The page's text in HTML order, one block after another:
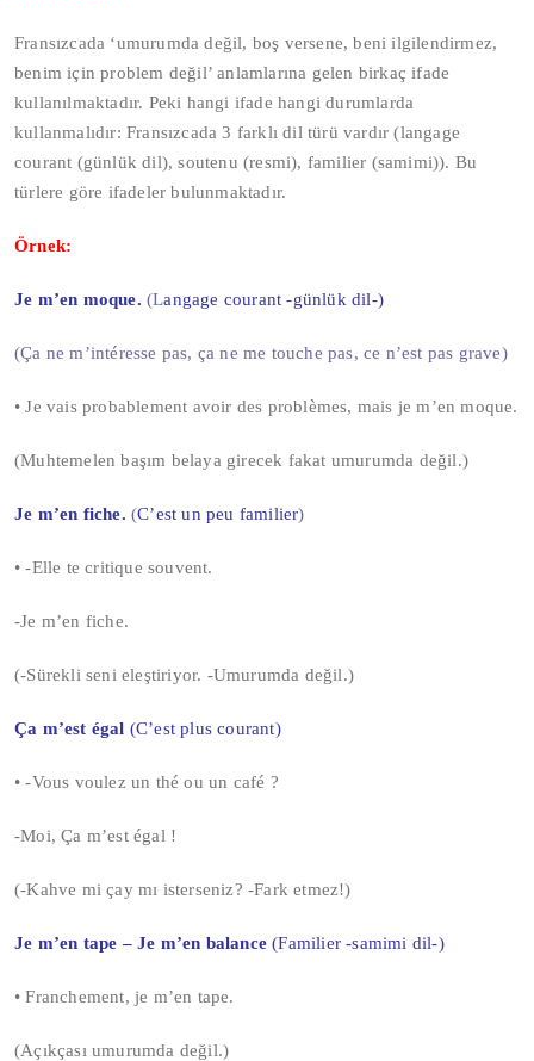
Fransızcada ‘umurumda değil, boş versene, beni ilgilendirmez,
benim için problem değil’ anlamlarına gelen birkaç ifade
kullanılmaktadır. Peki hangi ifade hangi durumlarda
kullanmalıdır: Fransızcada 3 farklı dil türü vardır (langage
courant (günlük dil), soutenu (resmi), familier (samimi)). Bu
türlere göre ifadeler bulunmaktadır.
Örnek:
Je m’en moque. (Langage courant -günlük dil-)
(Ça ne m’intéresse pas, ça ne me touche pas, ce n’est pas grave)
• Je vais probablement avoir des problèmes, mais je m’en moque.
(Muhtemelen başım belaya girecek fakat umurumda değil.)
Je m’en fiche. (C’est un peu familier)
• -Elle te critique souvent.
-Je m’en fiche.
(-Sürekli seni eleştiriyor. -Umurumda değil.)
Ça m’est égal (C’est plus courant)
• -Vous voulez un thé ou un café ?
-Moi, Ça m’est égal !
(-Kahve mi çay mı isterseniz? -Fark etmez!)
Je m’en tape – Je m’en balance(Familier -samimi dil-)
• Franchement, je m’en tape.
(Açıkçası umurumda değil.)